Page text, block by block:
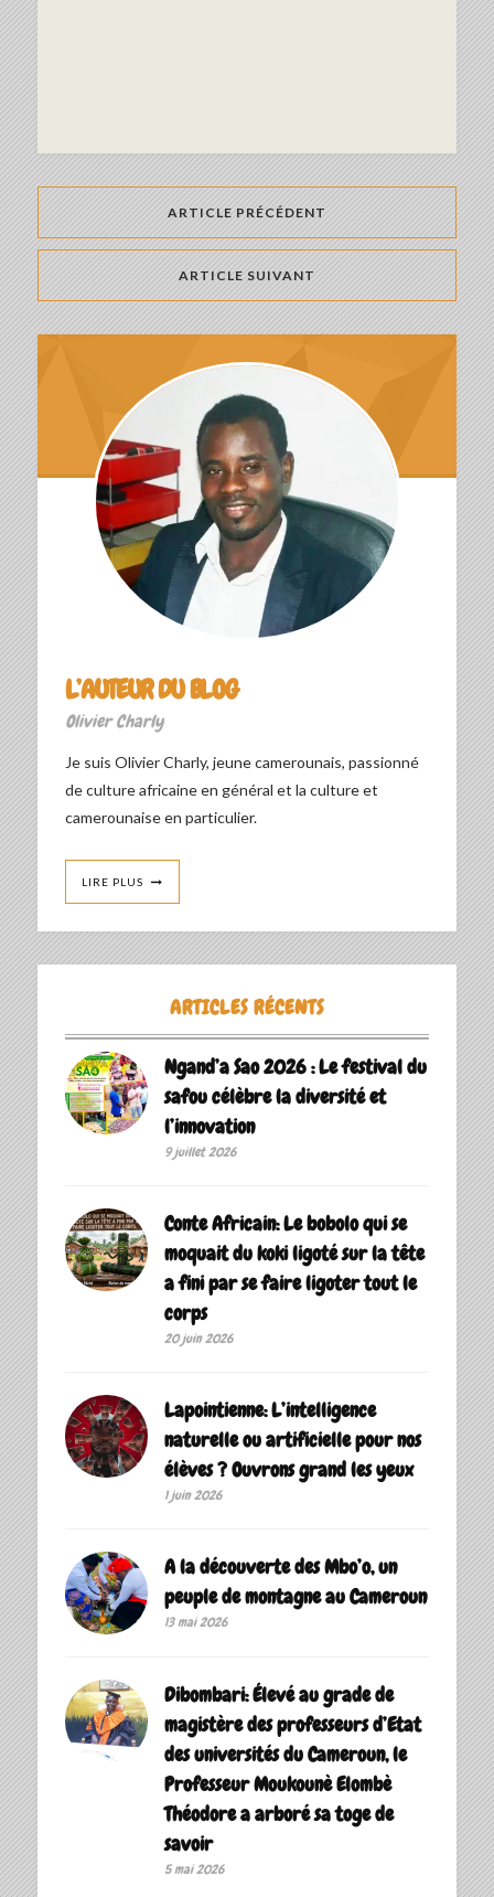
ARTICLE PRÉCÉDENT
ARTICLE SUIVANT
L’AUTEUR DU BLOG
Olivier Charly
Je suis Olivier Charly, jeune camerounais, passionné
de culture africaine en général et la culture et
camerounaise en particulier.
LIRE PLUS
ARTICLES RÉCENTS
Ngand’a Sao 2026 : Le festival du
safou célèbre la diversité et
l’innovation
9 juillet 2026
Conte Africain: Le bobolo qui se
moquait du koki ligoté sur la tête
a fini par se faire ligoter tout le
corps
20 juin 2026
Lapointienne: L’intelligence
naturelle ou artificielle pour nos
élèves ? Ouvrons grand les yeux
1 juin 2026
A la découverte des Mbo’o, un
peuple de montagne au Cameroun
13 mai 2026
Dibombari: Élevé au grade de
magistère des professeurs d’Etat
des universités du Cameroun, le
Professeur Moukounè Elombè
Théodore a arboré sa toge de
savoir ‎
5 mai 2026